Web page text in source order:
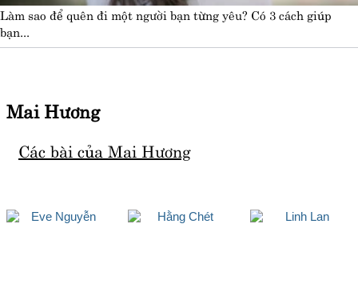
Làm sao để quên đi một người bạn từng yêu? Có 3 cách giúp
bạn...
Mai Hương
Các bài của Mai Hương